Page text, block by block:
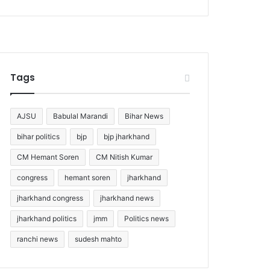
Tags
AJSU Babulal Marandi Bihar News
bihar politics bjp bjp jharkhand
CM Hemant Soren CM Nitish Kumar
congress hemant soren jharkhand
jharkhand congress jharkhand news
jharkhand politics jmm Politics news
ranchi news sudesh mahto